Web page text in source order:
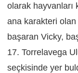
olarak hayvanları
ana karakteri
başaran Vicky,
17. Torrelavega
seçkisinde yer